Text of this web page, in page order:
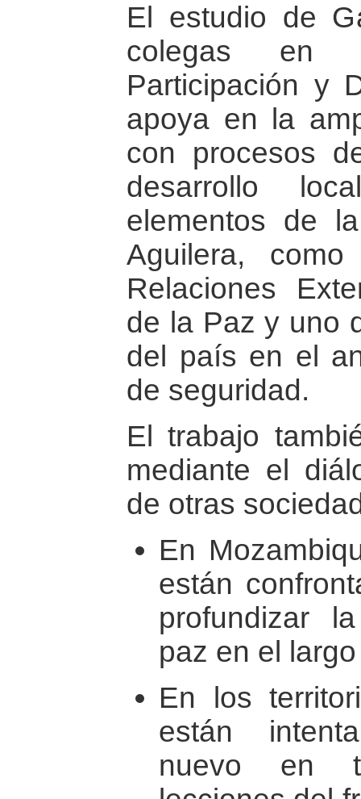
El estudio de
colegas en
Participación y
apoya en la
con procesos
desarrollo
elementos de
Aguilera,
Relaciones
de la Paz y uno
del país en el
de seguridad.
El trabajo
mediante el
de otras
En
están
profundizar
paz en el
En los
están
nuevo en